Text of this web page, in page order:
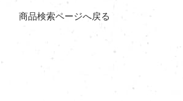
商品検索ページへ戻る